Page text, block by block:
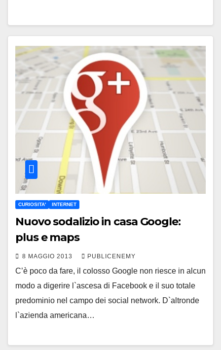
CURIOSITA' INTERNET
Nuovo sodalizio in casa Google:
plus e maps
8 MAGGIO 2013 PUBLICENEMY
C’è poco da fare, il colosso Google non riesce in alcun
modo a digerire l`ascesa di Facebook e il suo totale
predominio nel campo dei social network. D`altronde
l`azienda americana…